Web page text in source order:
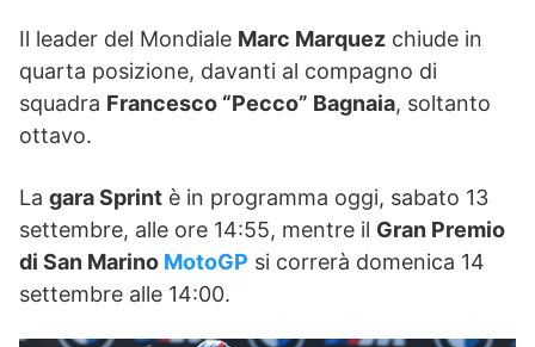
Il leader del Mondiale Marc Marquez chiude in
quarta posizione, davanti al compagno di
squadra Francesco “Pecco” Bagnaia, soltanto
ottavo.
La gara Sprint è in programma oggi, sabato 13
settembre, alle ore 14:55, mentre il Gran Premio
di San Marino MotoGP si correrà domenica 14
settembre alle 14:00.